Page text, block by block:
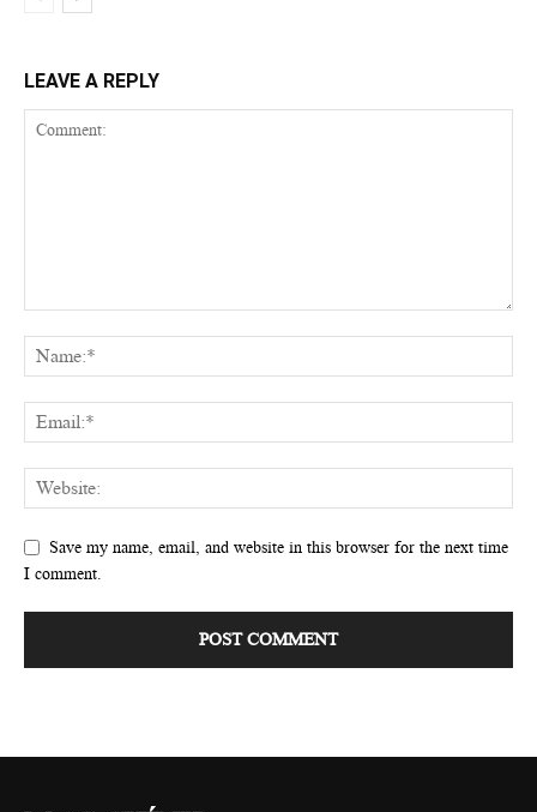
LEAVE A REPLY
Save my name, email, and website in this browser for the next time
I comment.